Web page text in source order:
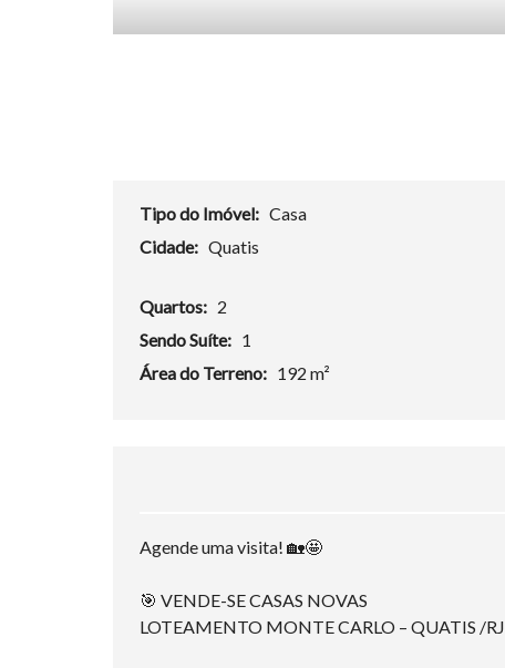
Tipo do Imóvel: Casa
Cidade: Quatis
Quartos: 2
Sendo Suíte: 1
Área do Terreno: 192 m²
Agende uma visita! 🏡🤩
🎯 VENDE-SE CASAS NOVAS
LOTEAMENTO MONTE CARLO – QUATIS /RJ